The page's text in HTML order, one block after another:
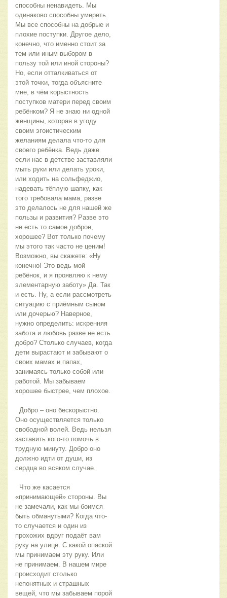
способны ненавидеть. Мы
одинаково способны умереть.
Мы все способны на добрые и
плохие поступки. Другое дело,
конечно, что именно стоит за
тем или иным выбором в
пользу той или иной стороны?
Но, если отталкиваться от
этой точки, тогда объясните
мне, в чём корыстность
поступков матери перед своим
ребёнком? Я не знаю ни одной
женщины, которая в угоду
своим эгоистическим
желаниям делала что-то для
своего ребёнка. Ведь даже
если нас в детстве заставляли
мыть руки или делать уроки,
или ходить на сольфеджио,
надевать тёплую шапку, как
того требовала мама, разве
это делалось не для нашей же
пользы и развития? Разве это
не есть то самое доброе,
хорошее? Вот только почему
мы этого так часто не ценим!
Возможно, вы скажете: «Ну
конечно! Это ведь мой
ребёнок, и я проявляю к нему
элементарную заботу» Да. Так
и есть. Ну, а если рассмотреть
ситуацию с приёмным сыном
или дочерью? Наверное,
нужно определить: искренняя
забота и любовь разве не есть
добро? Столько случаев, когда
дети вырастают и забывают о
своих мамах и папах,
занимаясь только собой или
работой. Мы забываем
хорошее быстрее, чем плохое.
Добро – оно бескорыстно.
Оно осуществляется только
свободной волей. Ведь нельзя
заставить кого-то помочь в
трудную минуту. Добро оно
должно идти от души, из
сердца во всяком случае.
Что же касается
«принимающей» стороны. Вы
не замечали, как мы боимся
быть обманутыми? Когда что-
то случается и один из
прохожих вдруг подаёт вам
руку на улице. С какой опаской
мы принимаем эту руку. Или
не принимаем. В нашем мире
происходит столько
непонятных и страшных
вещей, что мы забываем порой